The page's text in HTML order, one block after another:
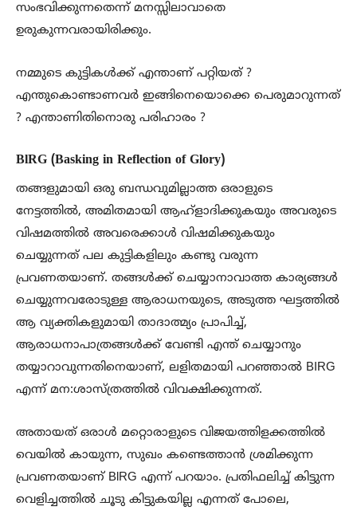
സംഭവിക്കുന്നതെന്ന് മനസ്സിലാവാതെ
ഉരുകുന്നവരായിരിക്കും.
നമ്മുടെ കുട്ടികൾക്ക് എന്താണ് പറ്റിയത് ?
എന്തുകൊണ്ടാണവർ ഇങ്ങിനെയൊക്കെ പെരുമാറുന്നത്
? എന്താണിതിനൊരു പരിഹാരം ?
BlRG (Basking in Reflection of Glory)
തങ്ങളുമായി ഒരു ബന്ധവുമില്ലാത്ത ഒരാളുടെ
നേട്ടത്തിൽ, അമിതമായി ആഹ്ളാദിക്കുകയും അവരുടെ
വിഷമത്തിൽ അവരെക്കാൾ വിഷമിക്കുകയും
ചെയ്യുന്നത് പല കുട്ടികളിലും കണ്ടു വരുന്ന
പ്രവണതയാണ്. തങ്ങൾക്ക് ചെയ്യാനാവാത്ത കാര്യങ്ങൾ
ചെയ്യുന്നവരോടുള്ള ആരാധനയുടെ, അടുത്ത ഘട്ടത്തിൽ
ആ വ്യക്തികളുമായി താദാത്മ്യം പ്രാപിച്ച്,
ആരാധനാപാത്രങ്ങൾക്ക് വേണ്ടി എന്ത് ചെയ്യാനും
തയ്യാറാവുന്നതിനെയാണ്, ലളിതമായി പറഞ്ഞാൽ BIRG
എന്ന് മന:ശാസ്ത്രത്തിൽ വിവക്ഷിക്കുന്നത്.
അതായത് ഒരാൾ മറ്റൊരാളുടെ വിജയത്തിളക്കത്തിൽ
വെയിൽ കായുന്ന, സുഖം കണ്ടെത്താൻ ശ്രമിക്കുന്ന
പ്രവണതയാണ് BlRG എന്ന് പറയാം. പ്രതിഫലിച്ച് കിട്ടുന്ന
വെളിച്ചത്തിൽ ചൂടു കിട്ടുകയില്ല എന്നത് പോലെ,